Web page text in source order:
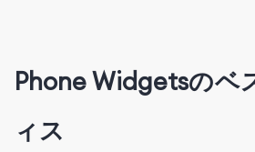
Phone Widgetsのベ
ィス